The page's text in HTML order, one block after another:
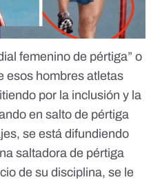
femenino de pértiga” o
esos hombres atletas
por la inclusión y la
en salto de pértiga
, se está difundiendo
saltadora de pértiga
de su disciplina, se le